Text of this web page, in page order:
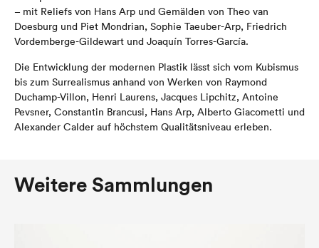
– mit Reliefs von Hans Arp und Gemälden von Theo van
Doesburg und Piet Mondrian, Sophie Taeuber-Arp, Friedrich
Vordemberge-Gildewart und Joaquín Torres-García.
Die Entwicklung der modernen Plastik lässt sich vom Kubismus
bis zum Surrealismus anhand von Werken von Raymond
Duchamp-Villon, Henri Laurens, Jacques Lipchitz, Antoine
Pevsner, Constantin Brancusi, Hans Arp, Alberto Giacometti und
Alexander Calder auf höchstem Qualitätsniveau erleben.
Weitere Sammlungen